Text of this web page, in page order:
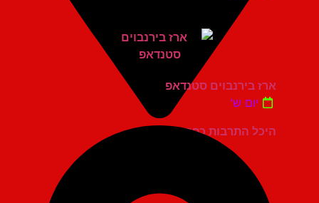
היכל התרבות כפר סבא
ארז בירנבוים סטנדאפ
יום ש'